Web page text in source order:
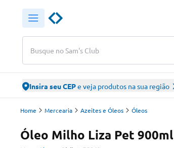
Busque no Sam's Club
Insira seu CEPe veja produtos na sua região
Home Mercearia Azeites e Óleos Óleos
Óleo Milho Liza Pet 900ml